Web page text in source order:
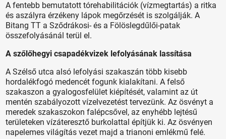
A fentebb bemutatott tórehabilitációk (vízmegtartás) a ritka
és aszályra érzékeny lápok megőrzését is szolgálják. A
Bitang TT a Sződrákosi- és a Fölöslegdűlői-patak
összefolyásánál terül el.
A szőlőhegyi csapadékvizek lefolyásának lassítása
A Szélső utca alsó lefolyási szakaszán több kisebb
hordalékfogó medencét fogunk kialakítani. A felső
szakaszon a gyalogosfelület kiépítését, valamint az út
mentén szabályozott vízelvezetést tervezünk. Az ösvényt a
meredek szakaszokon falépcsővel, az enyhébb lejtésű
területeken vízáteresztő burkolattal építjük ki. Az ösvényen
napelemes világítás vezet majd a trianoni emlékmű felé.